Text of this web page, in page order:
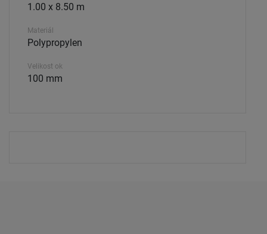
1.00 x 8.50 m
Materiál
Polypropylen
Velikost ok
100 mm